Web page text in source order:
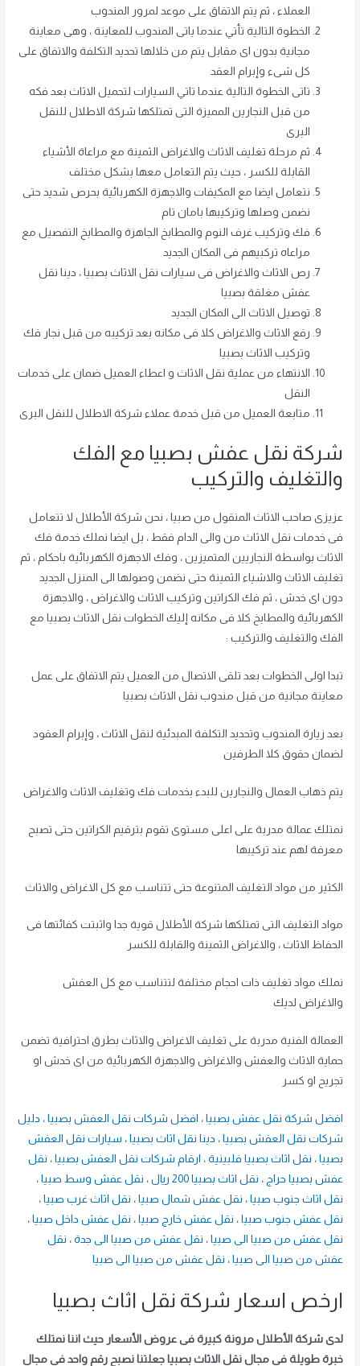
العملاء ، ثم يتم الاتفاق على موعد لمرور المندوب
الخطوة التالية تأتي عندما ياتى المندوب للمعاينة ، وهى معاينة
مجانية بدون اى مقابل يتم من خلالها تحديد التكلفة والاتفاق على
كل شىء وإبرام العقد
تاتى الخطوة التالية عندما تاتي السيارات لتحميل الاثاث بعد فكه
من قبل النجارين المميزة التى تمتلكها شركة الاطلال للنقل
البرى
ثم مرحلة تغليف الاثاث والاغراض الثمينة مع مراعاة الأشياء
القابلة للكسر ، حيث يتم التعامل معها بشكل مختلف
نتعامل ايضا مع المكيفات والاجهزة الكهربائية بحرص شديد حتى
نضمن وصلها وتركيبها بامان تام
فك وتركيب غرف النوم والمطابخ الجاهزة والمطابخ التفصيل مع
مراعاه تركبيهم فى المكان الجديد
رص الاثاث والاغراض فى سيارات نقل الاثاث بصبيا ، دينا نقل
عفش مغلقة بصبيا
توصيل الاثاث الى المكان الجديد
رفع الاثاث والاغراض كلا فى مكانه بعد تركيبه من قبل نجار فك
وتركيب الاثاث بصبيا
الانتهاء من عملية نقل الاثاث و اعطاء العميل ضمان على خدمات
النقل
متابعة العميل من قبل خدمة عملاء شركة الاطلال للنقل البرى
شركة نقل عفش بصبيا مع الفك
والتغليف والتركيب
عزيزى صاحب الاثاث المنقول من صبيا ، نحن شركة الأطلال لا تتعامل
فى خدمات نقل الاثاث من والى الدام فقط ، بل ايضا نملك خدمة فك
الاثاث بواسطة النجاريين المتميزين ، وفك الاجهزة الكهربائية باحكام ، ثم
تغليف الاثاث والاشياء الثمينة حتى نضمن وصولها الى المنزل الجديد
دون اى خدش ، ثم فك الكراتين وتركيب الاثاث والاغراض ، والاجهزة
الكهربائية والمطابخ كلا فى مكانه إليك الخطوات نقل الاثاث بصبيا مع
الفك والتغليف والتركيب :
تبدا اولى الخطوات بعد تلقى الاتصال من العميل يتم الاتفاق على عمل
معاينة مجانية من قبل مندوب نقل الاثاث بصبيا
بعد زيارة المندوب وتحديد التكلفة المبدئية لنقل الاثاث ، وإبرام العقود
لضمان حقوق كلا الطرفين
يتم ذهاب العمال والنجارين للبدء بخدمات فك وتغليف الاثاث والاغراض
نمتلك عمالة مدربة على اعلى مستوى تقوم بترقيم الكراتين حتى تصبح
معرفة لهم عند تركيبها
الكثير من مواد التغليف المتنوعة حتى تتناسب مع كل الاغراض والاثاث
مواد التغليف التى تمتلكها شركة الأطلال قوية جدا واثبتت كفائتها فى
الحفاظ الاثاث ، والاغراض الثمينة والقابلة للكسر
نملك مواد تغليف ذات احجام مختلفة لتتناسب مع كل العفش
والاغراض لديك
العمالة الفنية مدربة على تغليف الاغراض والاثاث بطرق احترافية تضمن
حماية الاثاث والعفش والاغراض والاجهزة الكهربائية من اى خدش او
تجريح او كسر
افضل شركة نقل عفش بصبيا ، افضل شركات نقل العفش بصبيا ، دليل
شركات نقل العفش بصبيا ، دينا نقل اثاث بصبيا ، سيارات نقل العفش
بصبيا ، نقل اثاث بصبيا فلبينية ، ارقام شركات نقل العفش بصبيا ، نقل
عفش بصبيا حراج ، نقل اثاث بصبيا 200 ريال ، نقل عفش وسط صبيا ،
نقل اثاث جنوب صبيا ، نقل عفش شمال صبيا ، نقل اثاث غرب صبيا ،
نقل عفش جنوب صبيا ، نقل عفش خارج صبيا ، نقل عفش داخل صبيا ،
نقل عفش من صبيا الى صبيا ، نقل عفش من صبيا الى جدة ، نقل
عفش من صبيا الى صبيا ، نقل عفش من صبيا الى صبيا
ارخص اسعار شركة نقل اثاث بصبيا
لدى شركة الأطلال مرونة كبيرة فى عروض الأسعار حيث اننا نمتلك
خبرة طويلة فى مجال نقل الاثاث بصبيا جعلتنا نصبح رقم واحد فى مجال